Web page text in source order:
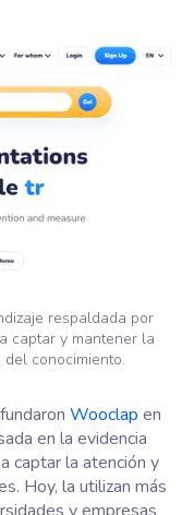
respaldada por
captar y mantener la
conocimiento.
fundaron Wooclap en
en la evidencia
captar la atención y
Hoy, la utilizan más